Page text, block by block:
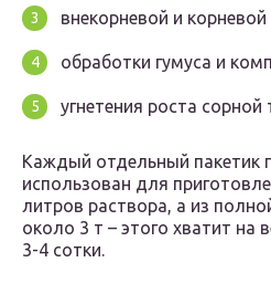
внекорневой и
обработки гумуса и
угнетения роста сорной
Каждый отдельный пакетик
использован для
литров раствора, а из
около 3 т – этого хватит на
3-4 сотки.